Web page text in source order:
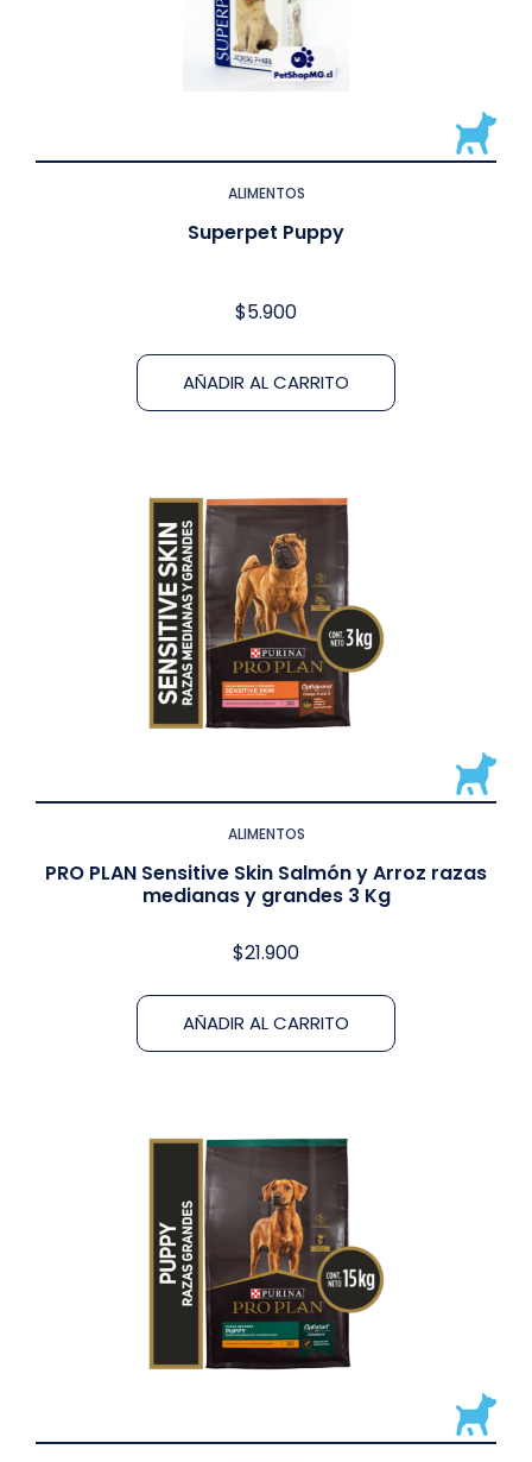
ALIMENTOS
Superpet Puppy
$5.900
AÑADIR AL CARRITO
ALIMENTOS
PRO PLAN Sensitive Skin Salmón y Arroz razas
medianas y grandes 3 Kg
$21.900
AÑADIR AL CARRITO